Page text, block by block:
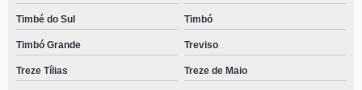
Timbé do Sul Timbó
Timbó Grande Treviso
Treze Tílias Treze de Maio